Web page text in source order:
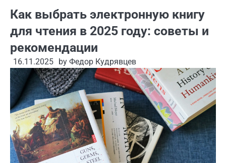
Как выбрать электронную книгу
для чтения в 2025 году: советы и
рекомендации
16.11.2025 by Федор Кудрявцев